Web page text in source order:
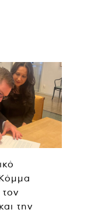
την